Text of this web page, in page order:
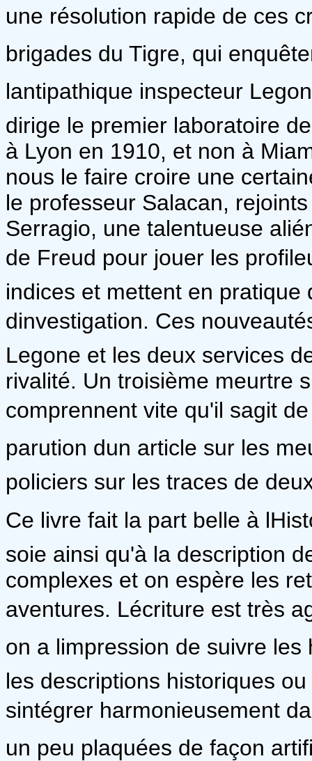
une résolution rapide de ces
brigades du Tigre, qui
lantipathique inspecteur
dirige le premier laboratoire
à Lyon en 1910, et non à
nous le faire croire une
le professeur Salacan,
Serragio, une talentueuse
de Freud pour jouer les
indices et mettent en pratique
dinvestigation. Ces
Legone et les deux services
rivalité. Un troisième meurtre
comprennent vite qu'il sagit
parution dun article sur les
policiers sur les traces de
Ce livre fait la part belle à
soie ainsi qu'à la description
complexes et on espère les
aventures. Lécriture est très
on a limpression de suivre
les descriptions historiques
sintégrer harmonieusement
un peu plaquées de façon